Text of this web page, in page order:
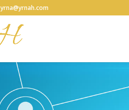
yrna@yrnah.com